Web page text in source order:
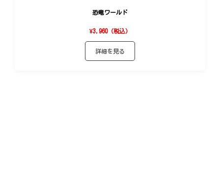
恐竜ワールド
¥3,960（税込）
詳細を見る